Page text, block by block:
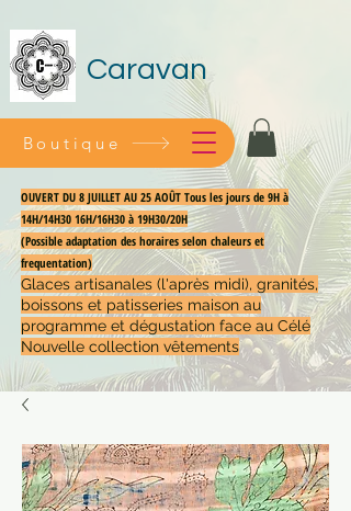
Caravan
OUVERT DU 8 JUILLET AU 25 AOÛT Tous les jours de 9H à
14H/14H30 16H/16H30 à 19H30/20H
(Possible adaptation des horaires selon chaleurs et
frequentation)
Glaces artisanales (l'après midi), granités,
boissons et patisseries maison au
programme et dégustation face au Célé
Nouvelle collection vêtements
Boutique